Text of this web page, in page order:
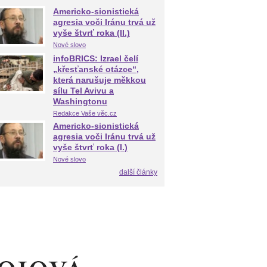
Americko-sionistická
agresia voči Iránu trvá už
vyše štvrť roka (II.)
Nové slovo
infoBRICS: Izrael čelí
„křesťanské otázce“,
která narušuje měkkou
sílu Tel Avivu a
Washingtonu
Redakce Vaše věc.cz
Americko-sionistická
agresia voči Iránu trvá už
vyše štvrť roka (I.)
Nové slovo
další články